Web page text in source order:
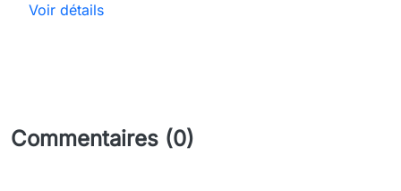
Voir détails
Commentaires (0)